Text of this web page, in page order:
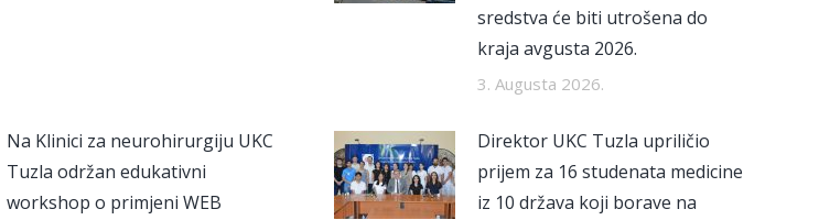
sredstva će biti utrošena do
kraja avgusta 2026.
3. Augusta 2026.
Na Klinici za neurohirurgiju UKC
Tuzla održan edukativni
workshop o primjeni WEB
Direktor UKC Tuzla upriličio
prijem za 16 studenata medicine
iz 10 država koji borave na